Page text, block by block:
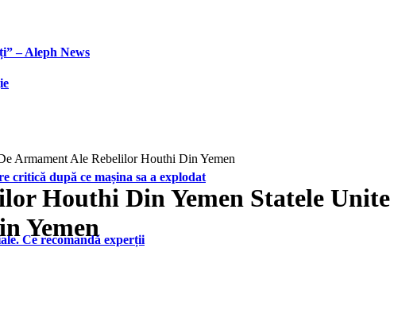
– Aleph News
critică după ce mașina sa a explodat
Ce recomandă experții
Armament Ale Rebelilor Houthi Din Yemen
Houthi Din Yemen Statele Unite
Yemen